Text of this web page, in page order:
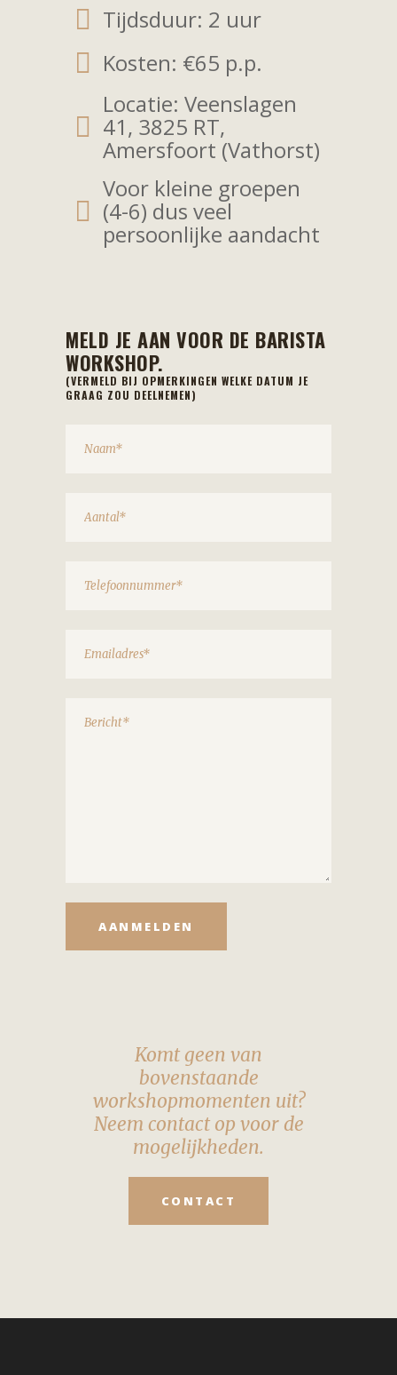
Tijdsduur: 2 uur
Kosten: €65 p.p.
Locatie: Veenslagen
41, 3825 RT,
Amersfoort (Vathorst)
Voor kleine groepen
(4-6) dus veel
persoonlijke aandacht
MELD JE AAN VOOR DE BARISTA
WORKSHOP.
(VERMELD BIJ OPMERKINGEN WELKE DATUM JE
GRAAG ZOU DEELNEMEN)
Komt geen van
bovenstaande
workshopmomenten uit?
Neem contact op voor de
mogelijkheden.
CONTACT